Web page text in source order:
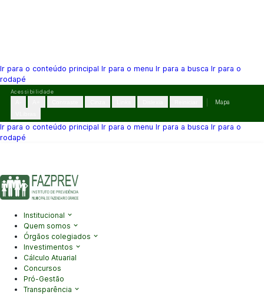
Ir para o conteúdo principal Ir para o menu Ir para a busca Ir para o
rodapé
Pular
conteúdo
Acessibilidade
Mapa
Ir para o conteúdo principal Ir para o menu Ir para a busca Ir para o
rodapé
Institucional
Quem somos
Órgãos colegiados
Investimentos
Cálculo Atuarial
Concursos
Pró-Gestão
Transparência